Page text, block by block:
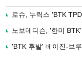
로슈, 누릭스 'BTK
노보메디슨, '한미
'BTK 후발' 베이진-브